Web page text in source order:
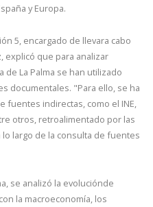
y Europa.
5, encargado de llevara cabo
explicó que para analizar
de La Palma se han utilizado
documentales. "Para ello, se ha
fuentes indirectas, como el INE,
otros, retroalimentado por las
largo de la consulta de fuentes
se analizó la evoluciónde
la macroeconomía, los